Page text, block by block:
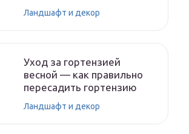
Ландшафт и декор
Уход за гортензией
весной — как правильно
пересадить гортензию
Ландшафт и декор